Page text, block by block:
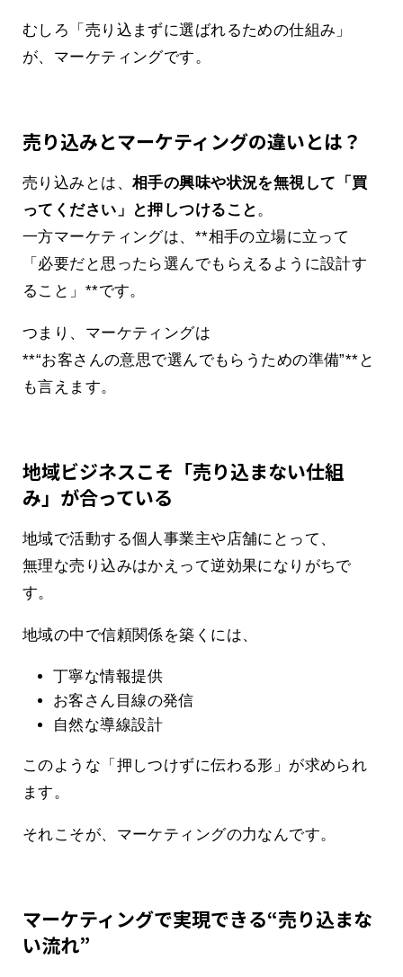
むしろ「売り込まずに選ばれるための仕組み」
が、マーケティングです。
売り込みとマーケティングの違いとは？
売り込みとは、 相手の興味や状況を無視して「買
ってください」と押しつけること。
一方マーケティングは、**相手の立場に立って
「必要だと思ったら選んでもらえるように設計す
ること」**です。
つまり、マーケティングは
**“お客さんの意思で選んでもらうための準備”**と
も言えます。
地域ビジネスこそ「売り込まない仕組
み」が合っている
地域で活動する個人事業主や店舗にとって、
無理な売り込みはかえって逆効果になりがちで
す。
地域の中で信頼関係を築くには、
丁寧な情報提供
お客さん目線の発信
自然な導線設計
このような「押しつけずに伝わる形」が求められ
ます。
それこそが、マーケティングの力なんです。
マーケティングで実現できる“売り込まな
い流れ”